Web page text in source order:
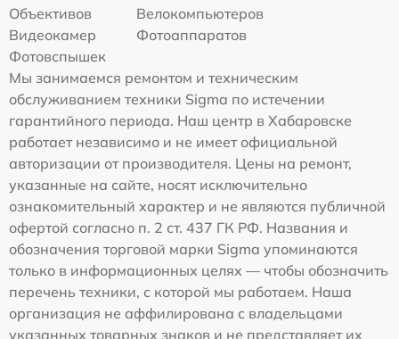
Объективов
Велокомпьютеров
Видеокамер
Фотоаппаратов
Фотовспышек
Мы занимаемся ремонтом и техническим
обслуживанием техники Sigma по истечении
гарантийного периода. Наш центр в Хабаровске
работает независимо и не имеет официальной
авторизации от производителя. Цены на ремонт,
указанные на сайте, носят исключительно
ознакомительный характер и не являются публичной
офертой согласно п. 2 ст. 437 ГК РФ. Названия и
обозначения торговой марки Sigma упоминаются
только в информационных целях — чтобы обозначить
перечень техники, с которой мы работаем. Наша
организация не аффилирована с владельцами
указанных товарных знаков и не представляет их